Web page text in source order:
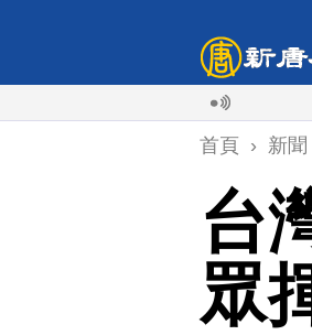
首頁 › 新聞
台
眾